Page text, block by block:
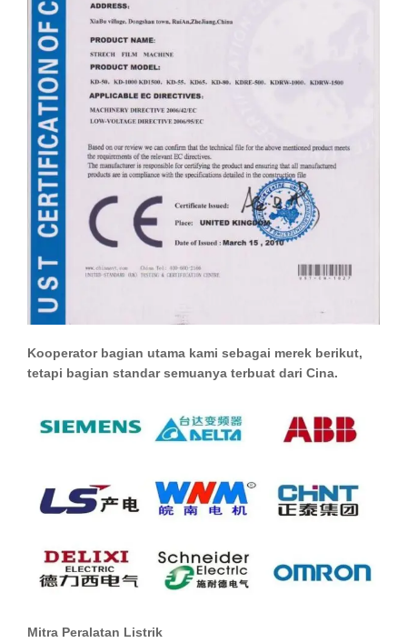
Kooperator bagian utama kami sebagai merek berikut,
tetapi bagian standar semuanya terbuat dari Cina.
Mitra Peralatan Listrik